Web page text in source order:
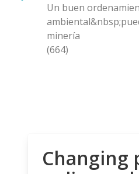
Un buen
minería
(664)
Changing